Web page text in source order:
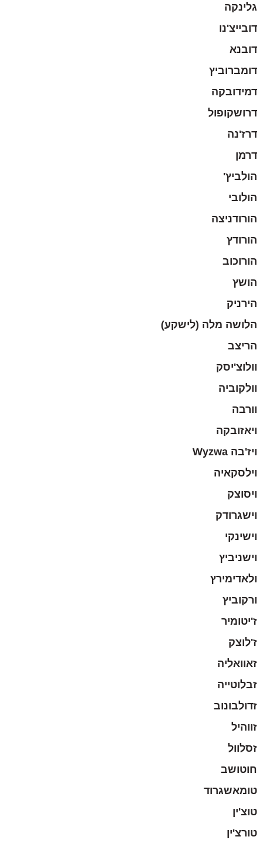
גלינקה
דובייצ'נו
דובנא
דומברוביץ
דמידובקה
דרושקופול
דרז'נה
דרמן
הולביץ'
הולובי
הורודניצה
הורודץ
הורוכוב
הושץ
הירניק
הלושה מלה (לישקע)
הריצב
וולוצ'יסק
וולקוביה
וורבה
ויאזובקה
ויז'בה Wyzwa
וילסקאיה
ויסוצק
וישגרודק
וישינקי
וישניביץ
ולאדימירץ
ורקוביץ
ז'יטומיר
ז'לוצק
זאוואליה
זבלוטייה
זדולבונוב
זווהיל
זסלוול
חוטושב
טומאשגרוד
טוצ'ין
טורצ'ין